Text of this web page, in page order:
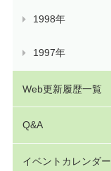
1998年
1997年
Web更新履歴一覧
Q&A
イベントカレンダー